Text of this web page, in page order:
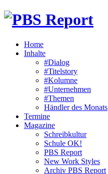
Home
Inhalte
#Dialog
#Titelstory
#Kolumne
#Unternehmen
#Themen
Händler des Monats
Termine
Magazine
Schreibkultur
Schule OK!
PBS Report
New Work Styles
Archiv PBS Report